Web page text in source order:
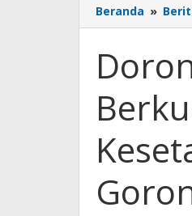
Beranda »